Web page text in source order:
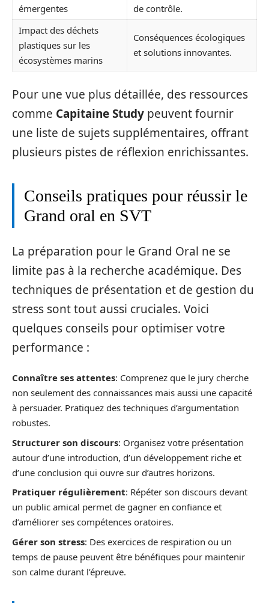
émergentes
de contrôle.
Impact des déchets
plastiques sur les
écosystèmes marins
Conséquences écologiques
et solutions innovantes.
Pour une vue plus détaillée, des ressources
comme Capitaine Study peuvent fournir
une liste de sujets supplémentaires, offrant
plusieurs pistes de réflexion enrichissantes.
Conseils pratiques pour réussir le
Grand oral en SVT
La préparation pour le Grand Oral ne se
limite pas à la recherche académique. Des
techniques de présentation et de gestion du
stress sont tout aussi cruciales. Voici
quelques conseils pour optimiser votre
performance :
Connaître ses attentes: Comprenez que le jury cherche
non seulement des connaissances mais aussi une capacité
à persuader. Pratiquez des techniques d’argumentation
robustes.
Structurer son discours: Organisez votre présentation
autour d’une introduction, d’un développement riche et
d’une conclusion qui ouvre sur d’autres horizons.
Pratiquer régulièrement: Répéter son discours devant
un public amical permet de gagner en confiance et
d’améliorer ses compétences oratoires.
Gérer son stress: Des exercices de respiration ou un
temps de pause peuvent être bénéfiques pour maintenir
son calme durant l’épreuve.